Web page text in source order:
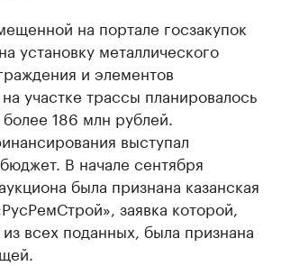
на портале госзакупок
установку металлического
и элементов
участке трассы планировалось
более 186 млн рублей.
выступал
В начале сентября
была признана казанская
заявка которой,
всех поданных, была признана